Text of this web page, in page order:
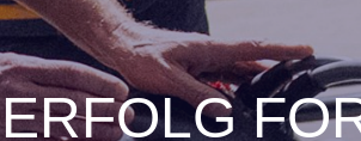
ERFOLG